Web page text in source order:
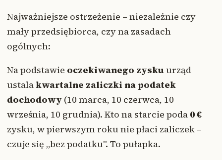
Najważniejsze ostrzeżenie – niezależnie czy
mały przedsiębiorca, czy na zasadach
ogólnych:
Na podstawie oczekiwanego zysku urząd
ustalakwartalne zaliczki na podatek
dochodowy (10 marca, 10 czerwca, 10
września, 10 grudnia). Kto na starcie poda 0 €
zysku, w pierwszym roku nie płaci zaliczek –
czuje się „bez podatku". To pułapka.